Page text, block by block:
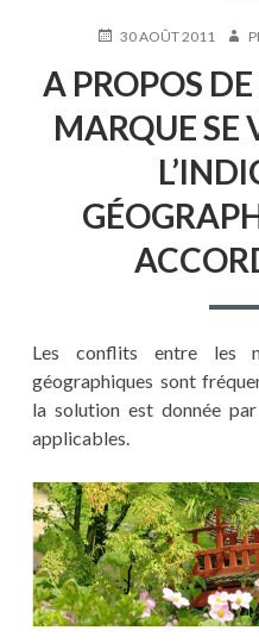
PUBLIÉ30 AOÛT 2011
A PROPOS
MARQUE SE
Les conflits entre les
géographiques sont
la solution est donnée
applicables.